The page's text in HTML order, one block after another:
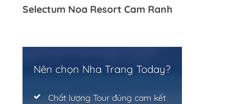
Selectum Noa Resort Cam Ranh
Nên chọn Nha Trang Today?
Chất lượng Tour đúng cam kết